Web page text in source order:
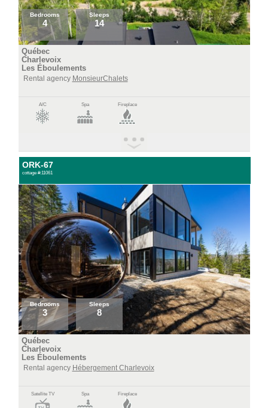
Bedrooms
4
Sleeps
14
Québec
Charlevoix
Les Éboulements
Rental agency MonsieurChalets
A/C Spa Fireplace
ORK-67
cottage #:11061
Bedrooms
3
Sleeps
8
Québec
Charlevoix
Les Éboulements
Rental agency Hébergement Charlevoix
Satellite TV Spa Fireplace